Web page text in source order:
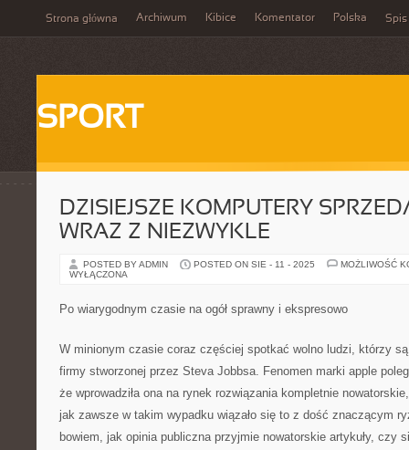
Strona główna Archiwum Kibice Komentator Polska Spis
SPORT
DZISIEJSZE KOMPUTERY
WRAZ Z NIEZWYKLE
POSTED BY ADMIN POSTED ON SIE - 11 - 2025
MOŻLIWOŚĆ
WYŁĄCZONA
Po wiarygodnym czasie na ogół sprawny i ekspresowo
W minionym czasie coraz częściej spotkać wolno ludzi, którzy
firmy stworzonej przez Steva Jobbsa. Fenomen marki apple
że wprowadziła ona na rynek rozwiązania kompletnie
jak zawsze w takim wypadku wiązało się to z dość znaczącym
bowiem, jak opinia publiczna przyjmie nowatorskie artykuły, czy